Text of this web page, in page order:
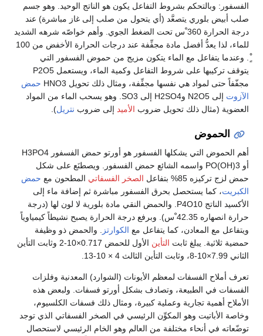
الفسفور: وبالتحكم بشروط التفاعل يكون هو الناتج الوحيد. وهو جسم
صلب أبيض بلوري يتصعَّد (أي يتحول من صلب إلى غاز مباشرة) عند
درجة الحرارة 360 ْس تحت الضغط الجوي. وأهم خواصّه شرهه الشديد
للماء، لذا يعدُّ أفضل مادة مجفِّفة عند درجات الحرارة الأخفض من 100
ٍْ. وعندما يتفاعل مع الماء يتكون مزيج من حموض الفسفور التي
يتوقف تركيبها على شروط التفاعل وكمية الماء، ويستعمل P2O5
مجفّفاً حتى لمواد هي نفسها مجفِّفة، ومثال ذلك تحويل HNO3
حمض
الآزوت
إلى N2O5 وH2SO4 إلى SO3. وهو يسحب الماء من المواد
العضوية (مثال ذلك تحويل ضروب الأميد إلى ضروب نتريل).
الحموض
أهم الحموض التي يشكلها الفسفور هو أورتو حمض الفسفور H3PO4
أو PO(OH)3 واسمه الشائع حمض الفسفور. ويصطنَع على شكل
حمض لزج تركيزه 85% بتفاعل
الصخر الفسفاتي المطحون مع حمض
الكبريت، كما يستحصل بحرق الفسفور مباشرة ثم إضافة ماء إلى
الأكسيد الناتج P4O10. والحمض النقي مادة بلورية لا لون لها (درجة
حرارة انصهاره 42.35 ْس). وبرفع درجة الحرارة يصبح نشيطاً كيمياوياً
ويتفاعل مع المعادن، كما يتفاعل مع الكوارتز . والحمض ذو وظيفة
حمضية ثلاثية. يبلغ ثابت التأين
الأول للحمض 0.717×10-2 وثابت التأين
الثاني 7.99×10-8، وثابت التأين الثالث 4 × 10-13.
تعرف أملاح الفسفات لمعظم الأيونات (الشوارد) المعدنية وفلزات
الفسفات في الطبيعة، وتصادف بشكل أورتو فسفات. ولبعض هذه
الأملاح أهمية تجارية وعملية كبيرة، ومثال ذلك فسفات الكلسيوم،
وخاصة الأباتيت وهو المكوِّن الرئيسي في الصخر الفسفاتي الذي توجد
توضّعاته في أنحاء مختلفة من العالم وهو الخام الرئيسي لاستحصال